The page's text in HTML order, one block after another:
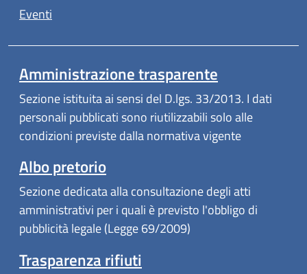
Eventi
Amministrazione trasparente
Sezione istituita ai sensi del D.lgs. 33/2013. I dati
personali pubblicati sono riutilizzabili solo alle
condizioni previste dalla normativa vigente
Albo pretorio
Sezione dedicata alla consultazione degli atti
amministrativi per i quali è previsto l'obbligo di
pubblicità legale (Legge 69/2009)
Trasparenza rifiuti